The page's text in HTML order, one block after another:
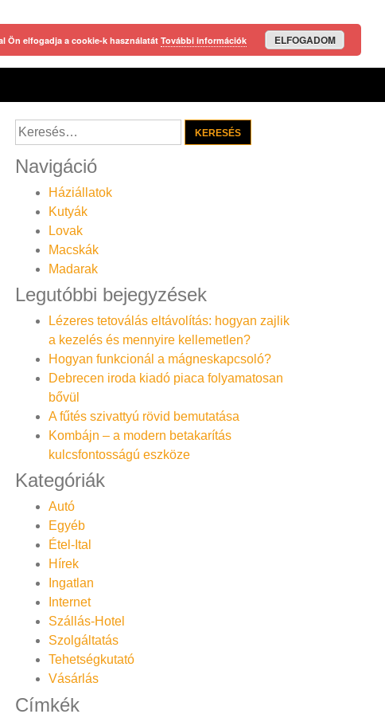
Keresés:
Navigáció
Háziállatok
Kutyák
Lovak
Macskák
Madarak
Legutóbbi bejegyzések
Lézeres tetoválás eltávolítás: hogyan zajlik
a kezelés és mennyire kellemetlen?
Hogyan funkcionál a mágneskapcsoló?
Debrecen iroda kiadó piaca folyamatosan
bővül
A fűtés szivattyú rövid bemutatása
Kombájn – a modern betakarítás
kulcsfontosságú eszköze
Kategóriák
Autó
Egyéb
Étel-Ital
Hírek
Ingatlan
Internet
Szállás-Hotel
Szolgáltatás
Tehetségkutató
Vásárlás
Címkék
Ön elfogadja a cookie-k használatátTovábbi információk ELFOGADOM